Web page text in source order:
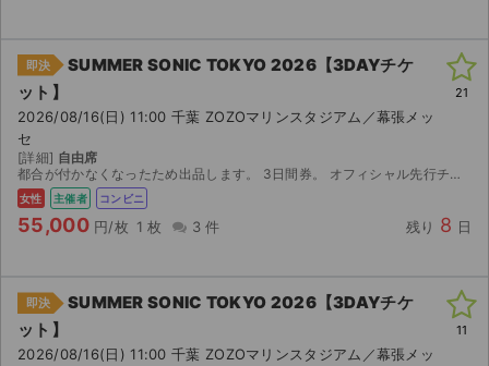
即決
SUMMER SONIC TOKYO 2026【3DAYチケ
ット】
2026/08/16(日) 11:00 千葉 ZOZOマリンスタジアム／幕張メッ
セ
[詳細] 自由席
都合が付かなくなったため出品します。 3日間券。 オフィシャル先行チケットです。 チケットはセブンイレブンでの発券になります ※発券開始日時に変更があったとの事で下記変更記載します 【コ...
女性 主催者 コンビニ
55,000 円/枚 1 枚 3 件 残り 8 日
21
即決
SUMMER SONIC TOKYO 2026【3DAYチケ
ット】
2026/08/16(日) 11:00 千葉 ZOZOマリンスタジアム／幕張メッ
11